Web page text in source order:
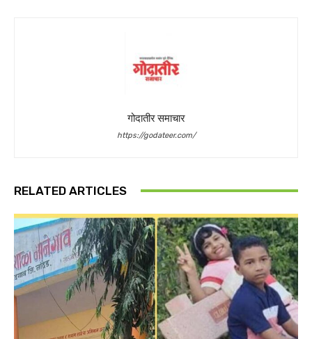
गोदातीर समाचार
https://godateer.com/
RELATED ARTICLES